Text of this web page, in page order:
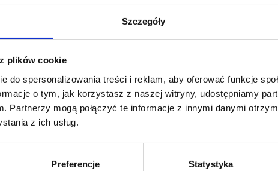
Szczegóły
plików cookie
do spersonalizowania treści i reklam, aby oferować funkcje
o tym, jak korzystasz z naszej witryny, udostępniamy
Partnerzy mogą połączyć te informacje z innymi danymi
z ich usług.
Preferencje Statystyka
i celów jest kluczową zaletą networkingu, ponieważ pozwala
zawodowej jest możliwość bycia zauważonym. Regularne
że Twoja twarz stanie się rozpoznawalna. Wykorzystaj to w
oferującej przydatne informacje i rady. Przecież chcesz być